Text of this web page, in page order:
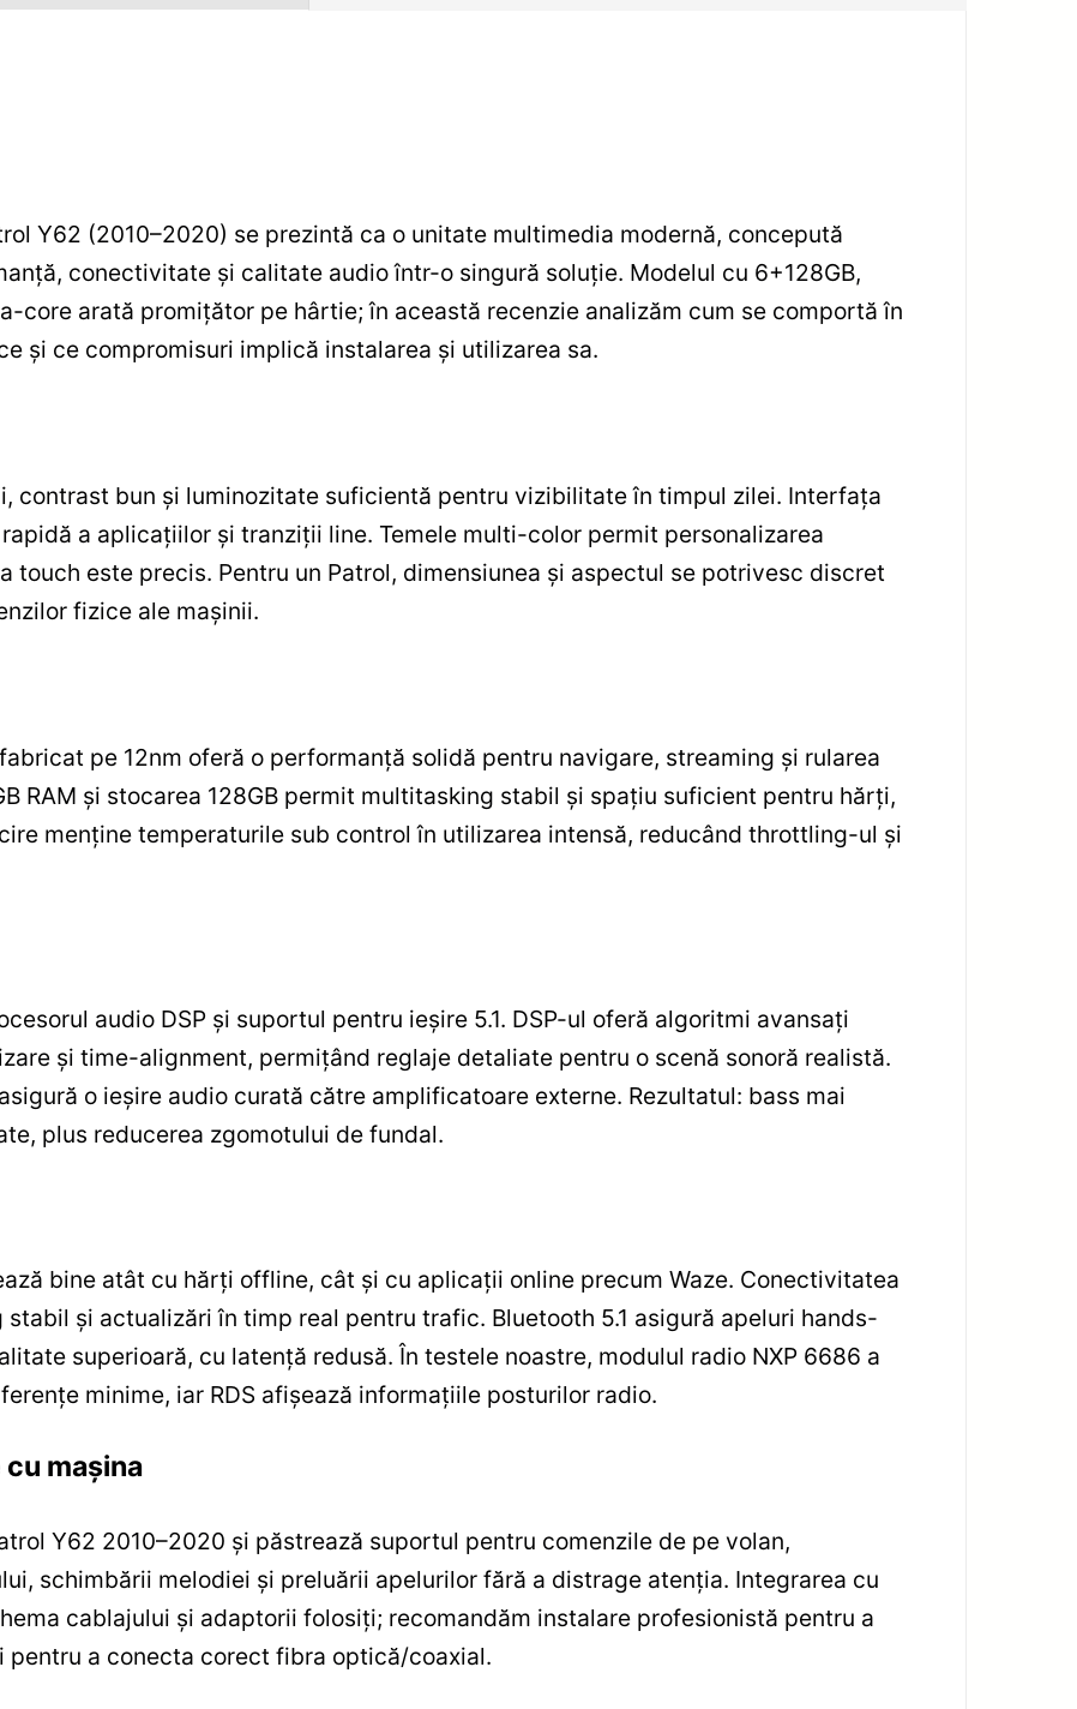
Y62 (2010–2020) se prezintă ca o unitate multimedia modernă, concepută
conectivitate și calitate audio într-o singură soluție. Modelul cu 6+128GB,
core arată promițător pe hârtie; în această recenzie analizăm cum se comportă în
și ce compromisuri implică instalarea și utilizarea sa.
contrast bun și luminozitate suficientă pentru vizibilitate în timpul zilei. Interfața
a aplicațiilor și tranziții line. Temele multi-color permit personalizarea
touch este precis. Pentru un Patrol, dimensiunea și aspectul se potrivesc discret
fizice ale mașinii.
pe 12nm oferă o performanță solidă pentru navigare, streaming și rularea
RAM și stocarea 128GB permit multitasking stabil și spațiu suficient pentru hărți,
menține temperaturile sub control în utilizarea intensă, reducând throttling-ul și
audio DSP și suportul pentru ieșire 5.1. DSP-ul oferă algoritmi avansați
și time-alignment, permițând reglaje detaliate pentru o scenă sonoră realistă.
o ieșire audio curată către amplificatoare externe. Rezultatul: bass mai
plus reducerea zgomotului de fundal.
bine atât cu hărți offline, cât și cu aplicații online precum Waze. Conectivitatea
stabil și actualizări în timp real pentru trafic. Bluetooth 5.1 asigură apeluri hands-
superioară, cu latență redusă. În testele noastre, modulul radio NXP 6686 a
minime, iar RDS afișează informațiile posturilor radio.
mașina
Y62 2010–2020 și păstrează suportul pentru comenzile de pe volan,
schimbării melodiei și preluării apelurilor fără a distrage atenția. Integrarea cu
cablajului și adaptorii folosiți; recomandăm instalare profesionistă pentru a
a conecta corect fibra optică/coaxial.